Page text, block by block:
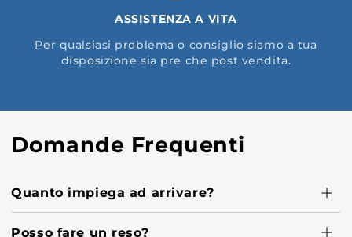
ASSISTENZA A VITA
Per qualsiasi problema o consiglio siamo a tua
disposizione sia pre che post vendita.
Domande Frequenti
Quanto impiega ad arrivare?
Posso fare un reso?